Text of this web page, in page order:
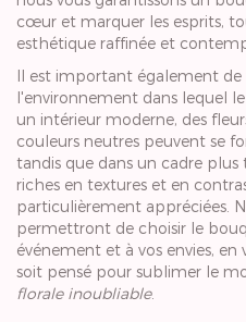
cœur et marquer les esprits,
esthétique raffinée et
Il est important également
l'environnement dans lequel
un intérieur moderne, des
couleurs neutres peuvent se
tandis que dans un cadre
riches en textures et en
particulièrement appréciées.
permettront de choisir le
événement et à vos envies,
soit pensé pour sublimer le
florale inoubliable.